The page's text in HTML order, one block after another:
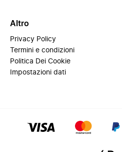
Altro
Privacy Policy
Termini e condizioni
Politica Dei Cookie
Impostazioni dati